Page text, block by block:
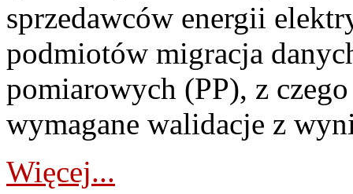
sprzedawców energii
podmiotów migracja
pomiarowych (PP), z
wymagane walidacje z
Więcej...